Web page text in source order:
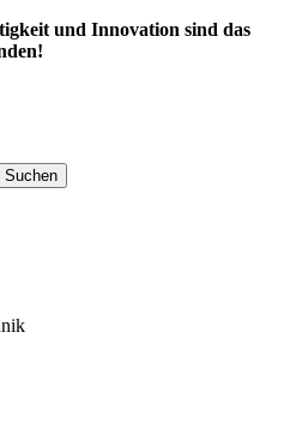
und Innovation sind das